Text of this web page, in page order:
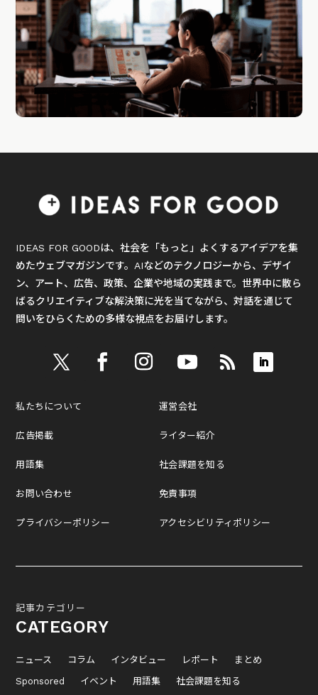
IDEAS FOR GOODは、社会を「もっと」よくするアイデアを集
めたウェブマガジンです。AIなどのテクノロジーから、デザイ
ン、アート、広告、政策、企業や地域の実践まで。世界中に散ら
ばるクリエイティブな解決策に光を当てながら、対話を通じて
問いをひらくための多様な視点をお届けします。
私たちについて
広告掲載
用語集
お問い合わせ
プライバシーポリシー
運営会社
ライター紹介
社会課題を知る
免責事項
アクセシビリティポリシー
記事カテゴリー
CATEGORY
ニュース コラム インタビュー レポート
まとめ
Sponsored
イベント 用語集 社会課題を知る